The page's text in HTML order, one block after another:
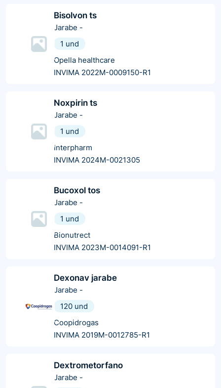
Bisolvon ts
Jarabe -
1 und
Opella healthcare
INVIMA 2022M-0009150-R1
Noxpirin ts
Jarabe -
1 und
Interpharm
INVIMA 2024M-0021305
Bucoxol tos
Jarabe -
1 und
Bionutrect
INVIMA 2023M-0014091-R1
Dexonav jarabe
Jarabe -
120 und
Coopidrogas
INVIMA 2019M-0012785-R1
Dextrometorfano
Jarabe -